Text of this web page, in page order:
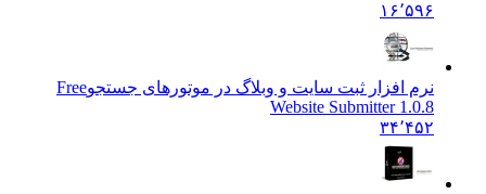
۱۶٬۵۹۶
نرم افزار ثبت سایت و وبلاگ در موتورهای جستجوFree
Website Submitter 1.0.8
۳۴٬۴۵۲